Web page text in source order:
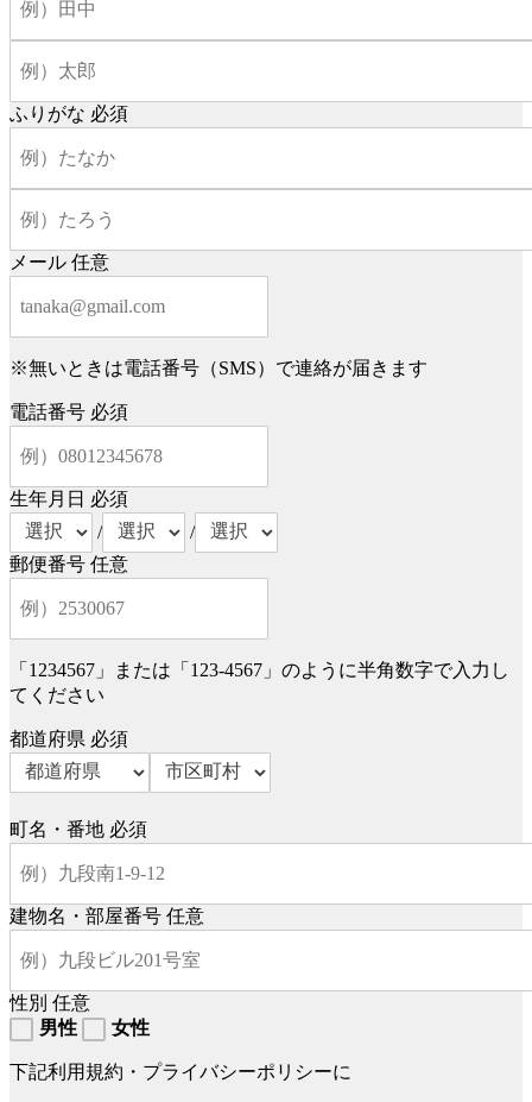
ふりがな 必須
メール 任意
※無いときは電話番号（SMS）で連絡が届きます
電話番号 必須
生年月日 必須
/
/
郵便番号 任意
「1234567」または「123-4567」のように半角数字で入力し
てください
都道府県 必須
町名・番地 必須
建物名・部屋番号 任意
性別 任意
男性
女性
下記利用規約・プライバシーポリシーに